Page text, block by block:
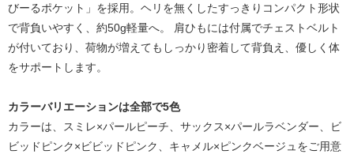
びーるポケット」を採用。ヘリを無くしたすっきりコンパクト形状
で背負いやすく、約50g軽量へ。 肩ひもには付属でチェストベルト
が付いており、荷物が増えてもしっかり密着して背負え、優しく体
をサポートします。
カラーバリエーションは全部で5色
カラーは、スミレ×パールピーチ、サックス×パールラベンダー、ビ
ビッドピンク×ビビッドピンク、キャメル×ピンクベージュをご用意